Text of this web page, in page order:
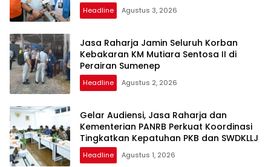
Headline Agustus 3, 2026
Jasa Raharja Jamin Seluruh Korban
Kebakaran KM Mutiara Sentosa II di
Perairan Sumenep
Headline Agustus 2, 2026
Gelar Audiensi, Jasa Raharja dan
Kementerian PANRB Perkuat Koordinasi
Tingkatkan Kepatuhan PKB dan SWDKLLJ
Headline Agustus 1, 2026